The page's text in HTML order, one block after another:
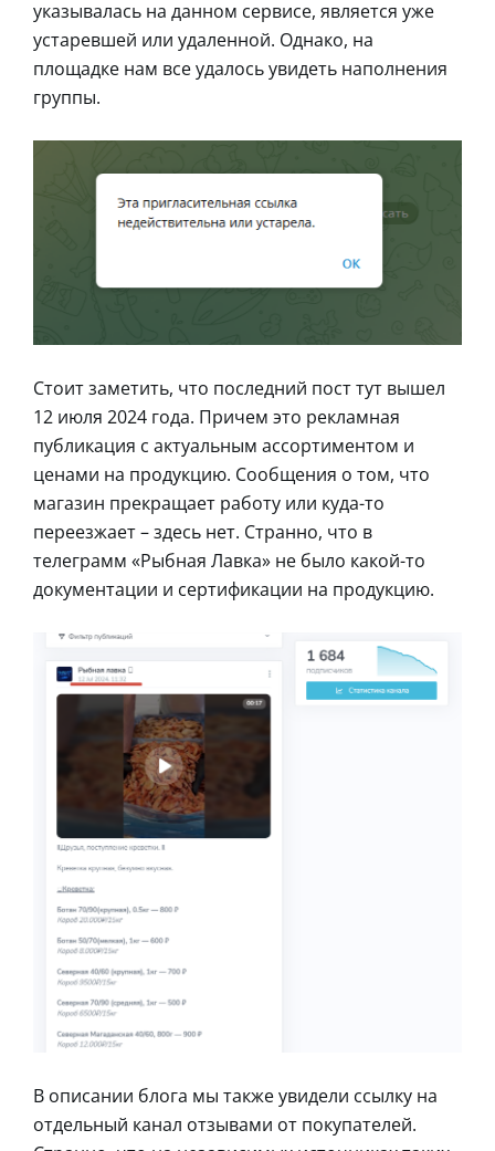
указывалась на данном сервисе, является уже
устаревшей или удаленной. Однако, на
площадке нам все удалось увидеть наполнения
группы.
Стоит заметить, что последний пост тут вышел
12 июля 2024 года. Причем это рекламная
публикация с актуальным ассортиментом и
ценами на продукцию. Сообщения о том, что
магазин прекращает работу или куда-то
переезжает – здесь нет. Странно, что в
телеграмм «Рыбная Лавка» не было какой-то
документации и сертификации на продукцию.
В описании блога мы также увидели ссылку на
отдельный канал отзывами от покупателей.